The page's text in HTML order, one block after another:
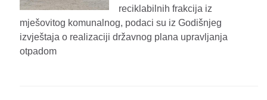
reciklabilnih frakcija iz
mješovitog komunalnog, podaci su iz Godišnjeg
izvještaja o realizaciji državnog plana upravljanja
otpadom